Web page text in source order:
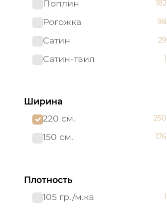
гладкокрашенный
9
Сатин-твил 220 см 1
Поплин 182
Рогожка 98
Сатин 29
Сатин-твил 1
Ширина
220 см.
250
150 см. 176
Плотность
105 гр./м.кв
1